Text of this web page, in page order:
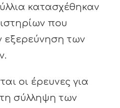
κατασχέθηκαν
που
εξερεύνηση των
οι έρευνες για
σύλληψη των